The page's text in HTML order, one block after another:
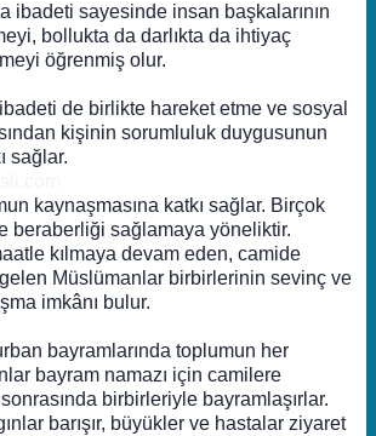
ibadeti sayesinde insan başkalarının
bollukta da darlıkta da ihtiyaç
öğrenmiş olur.
de birlikte hareket etme ve sosyal
kişinin sorumluluk duygusunun
sağlar.
kaynaşmasına katkı sağlar. Birçok
beraberliği sağlamaya yöneliktir.
kılmaya devam eden, camide
Müslümanlar birbirlerinin sevinç ve
imkânı bulur.
bayramlarında toplumun her
bayram namazı için camilere
birbirleriyle bayramlaşırlar.
barışır, büyükler ve hastalar ziyaret